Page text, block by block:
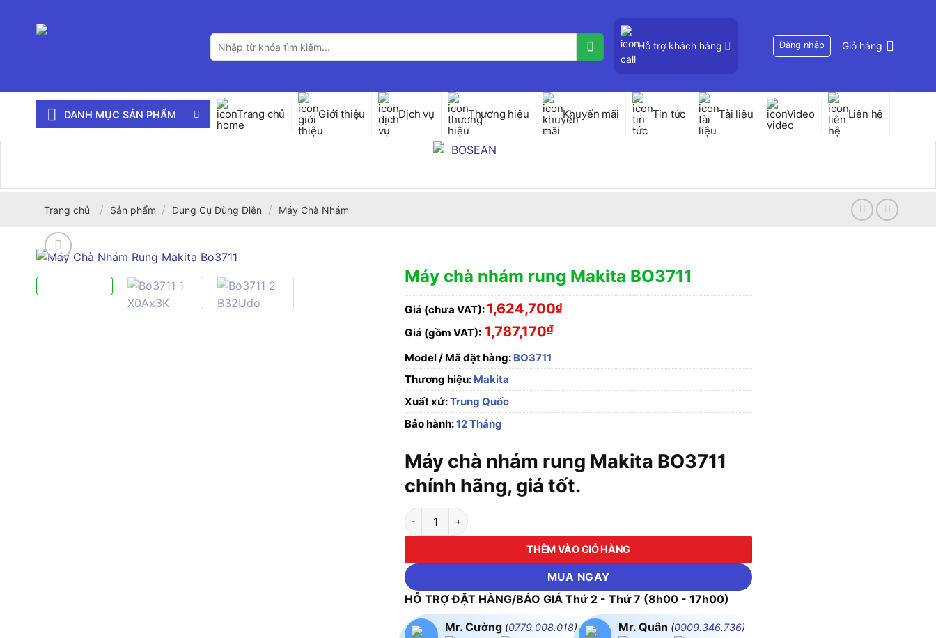
Tìm
kiếm:
Hỗ trợ khách hàng Đăng nhập Giỏ hàng
DANH MỤC SẢN PHẨM Trang chủ Giới thiệu Dịch vụ Thương hiệu Khuyến mãi Tin tức Tài liệu Video Liên hệ
Trang chủ / Sản phẩm / Dụng Cụ Dùng Điện / Máy Chà Nhám
Máy chà nhám rung Makita BO3711
Giá (chưa VAT): 1,624,700₫
Giá (gồm VAT): 1,787,170₫
Model / Mã đặt hàng: BO3711
Thương hiệu: Makita
Xuất xứ:Trung Quốc
Bảo hành:12 Tháng
Máy chà nhám rung Makita BO3711
chính hãng, giá tốt.
Máy chà nhám rung Makita BO3711 số lượng
THÊM VÀO GIỎ HÀNG
MUA NGAY
HỖ TRỢ ĐẶT HÀNG/BÁO GIÁ Thứ 2 - Thứ 7 (8h00 - 17h00)
Mr. Cường (0779.008.018) Mr. Quân (0909.346.736)